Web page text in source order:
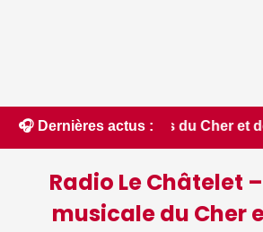
🎧 Dernières actus :
du Cher et de l'Indre
Radio Le Châtelet
musicale du Cher